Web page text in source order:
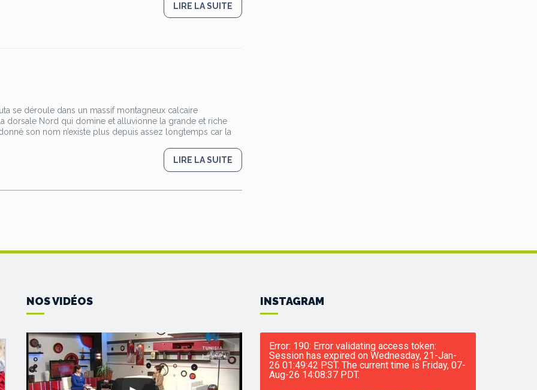
LIRE LA SUITE
se déroule dans un massif montagneux calcaire
dorsale Nord qui domine et alluvionne la grande et riche
son nom n’existe plus depuis assez longtemps car la
LIRE LA SUITE
NOS VIDÉOS INSTAGRAM
Error: 190: Error validating access token:
Session has expired on Wednesday, 21-Jan-
26 01:49:42 PST. The current time is Friday, 07-
Aug-26 14:08:37 PDT.